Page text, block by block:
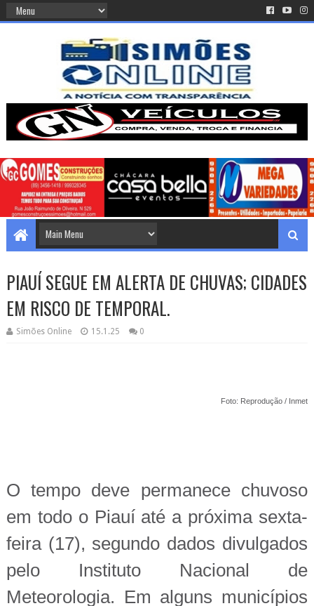
PIAUÍ SEGUE EM ALERTA DE CHUVAS; CIDADES
EM RISCO DE TEMPORAL.
Simões Online 15.1.25 0
Foto: Reprodução / Inmet
O tempo deve permanece chuvoso
em todo o Piauí até a próxima sexta-
feira (17), segundo dados divulgados
pelo Instituto Nacional de
Meteorologia. Em alguns municípios